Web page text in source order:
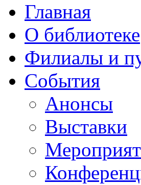
Главная
О библиотеке
Филиалы и
События
Анонсы
Выставки